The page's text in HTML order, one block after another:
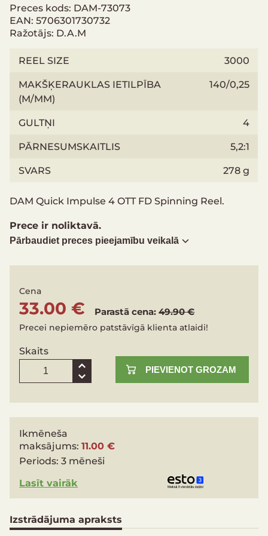
Preces kods: DAM-73073
EAN: 5706301730732
Ražotājs: D.A.M
REEL SIZE
3000
MAKŠĶERAUKLAS IETILPĪBA
(M/MM)
140/0,25
GULTŅI
4
PĀRNESUMSKAITLIS
5,2:1
SVARS
278 g
DAM Quick Impulse 4 OTT FD Spinning Reel.
Prece ir noliktavā.
Pārbaudiet preces pieejamību veikalā
Cena
33.00 € Parastā cena:49.90 €
Precei nepiemēro patstāvīgā klienta atlaidi!
Skaits
PIEVIENOT GROZAM
Ikmēneša
maksājums:11.00 €
Periods:3 mēneši
Lasīt vairāk
Izstrādājuma apraksts